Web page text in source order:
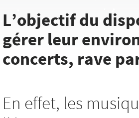
L’objectif du
gérer leur
concerts, rave
En effet, les